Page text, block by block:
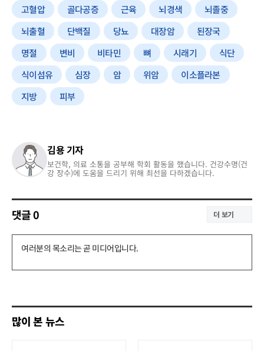
고혈압 골다공증 근육 뇌경색
뇌졸중
뇌출혈
단백질 당뇨 대장암
된장국
명절
변비 비타민 뼈 시래기
식단
식이섬유
심장 암 위암
이소플라본
지방
피부
김용 기자
보건학, 의료 소통을 공부해 학회 활동을 했습니다. 건강수명(건
강 장수)에 도움을 드리기 위해 최선을 다하겠습니다.
댓글0 더 보기
댓
기
많이 본 뉴스